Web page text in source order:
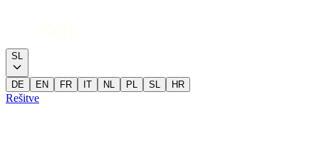
SL
DE EN FR IT NL PL SL HR
Rešitve